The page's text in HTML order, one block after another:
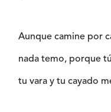
Aunque camine por
nada temo, porque
tu vara y tu cayado